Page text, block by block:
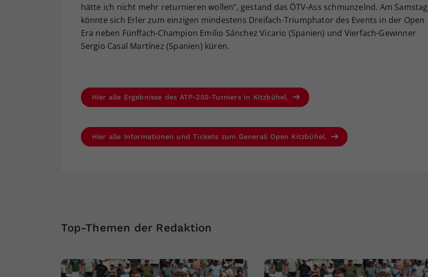
hätte ich nicht mehr returnieren wollen“, gestand das ÖTV-Ass schmunzelnd. Am Samstag
könnte sich Erler zum einzigen mindestens Dreifach-Triumphator des Events in der Open
Era neben Fünffach-Champion Emilio Sánchez Vicario (Spanien) und Vierfach-Gewinner
Sergio Casal Martínez (Spanien) küren.
Hier alle Ergebnisse des ATP-250-Turniers in Kitzbühel.
Hier alle Informationen und Tickets zum Generali Open Kitzbühel.
Top-Themen der Redaktion